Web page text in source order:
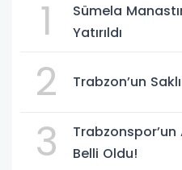
1
Sümela
Yatırıldı
2 Trabzon’un
3
Belli Oldu!